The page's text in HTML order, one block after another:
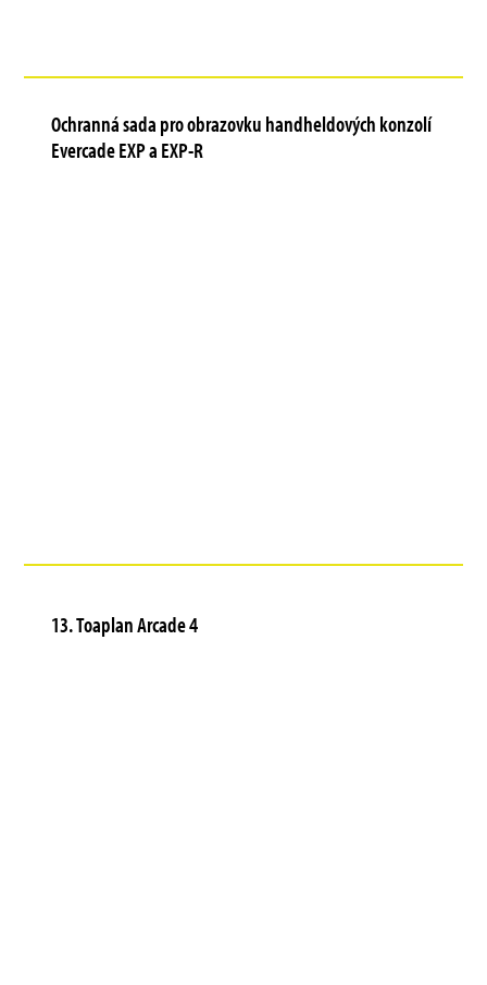
Ochranná sada pro obrazovku handheldových konzolí
Evercade EXP a EXP-R
13. Toaplan Arcade 4